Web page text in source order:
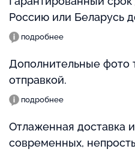
Россию или Беларусь
подробнее
Дополнительные фото
отправкой.
подробнее
Отлаженная доставка
современных,